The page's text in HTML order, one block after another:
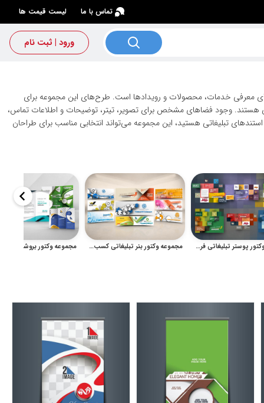
تماس با ما لیست قیمت ها
ورود | ثبت نام
معرفی خدمات، محصولات و رویدادها است. طرح‌های این مجموعه برای
هستند. وجود فضاهای مشخص برای تصویر، تیتر، توضیحات و اطلاعات تماس،
تبلیغاتی هستید، این مجموعه می‌تواند انتخابی مناسب برای طراحان
مجموعه وکتور پوستر تبلیغاتی فروشگاهی و فشن با چیدمان انتزاعی مجموعه وکتور بنر تبلیغاتی کسب‌وکار، فروشگاهی و شرکتی
×